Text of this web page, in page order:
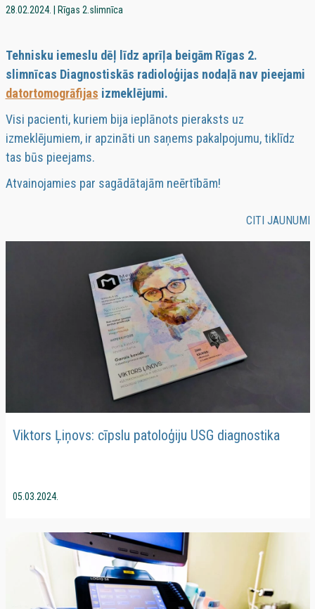
28.02.2024. | Rīgas 2.slimnīca
Tehnisku iemeslu dēļ līdz aprīļa beigām Rīgas 2.
slimnīcas Diagnostiskās radioloģijas nodaļā nav pieejami
datortomogrāfijas izmeklējumi.
Visi pacienti, kuriem bija ieplānots pieraksts uz
izmeklējumiem, ir apzināti un saņems pakalpojumu, tiklīdz
tas būs pieejams.
Atvainojamies par sagādātajām neērtībām!
CITI JAUNUMI
Viktors Ļiņovs: cīpslu patoloģiju USG diagnostika
05.03.2024.